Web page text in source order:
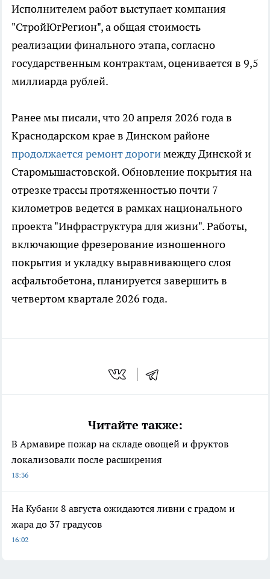
Исполнителем работ выступает компания
"СтройЮгРегион", а общая стоимость
реализации финального этапа, согласно
государственным контрактам, оценивается в 9,5
миллиарда рублей.
Ранее мы писали, что 20 апреля 2026 года в
Краснодарском крае в Динском районе
продолжается ремонт дорогимежду Динской и
Старомышастовской. Обновление покрытия на
отрезке трассы протяженностью почти 7
километров ведется в рамках национального
проекта "Инфраструктура для жизни". Работы,
включающие фрезерование изношенного
покрытия и укладку выравнивающего слоя
асфальтобетона, планируется завершить в
четвертом квартале 2026 года.
Читайте также:
В Армавире пожар на складе овощей и фруктов
локализовали после расширения
18:36
На Кубани 8 августа ожидаются ливни с градом и
жара до 37 градусов
16:02